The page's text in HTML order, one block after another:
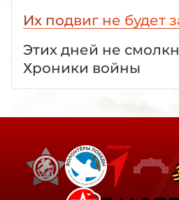
Их подвиг не будет
Этих дней не
Хроники войны